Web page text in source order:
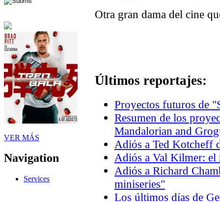
VER MÁS
Navigation
Services
Otra gran dama del cine
Últimos reportajes:
Proyectos futuros de
Resumen de los
Mandalorian and
Adiós a Ted Kotcheff
Adiós a Val Kilmer: el
Adiós a Richard
miniseries"
Los últimos días de